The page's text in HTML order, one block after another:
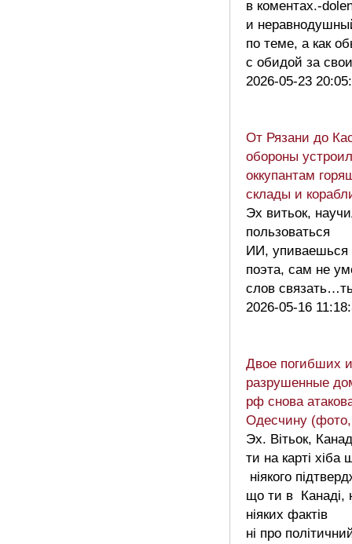
в коментах.-
и
по теме, а как
с обидой за
2026-05-23
От Рязани до
обороны
оккупантам
склады и
Эх витьок,
пользоваться
ИИ, упиваешься
поэта, сам не
слов
2026-05-16
Двое погибших и
разрушенные
рф снова
Одесчину
Эх. Вітьок,
ти на карті хіба
ніякого
що ти в Канаді,
ніяких фактів
ні про